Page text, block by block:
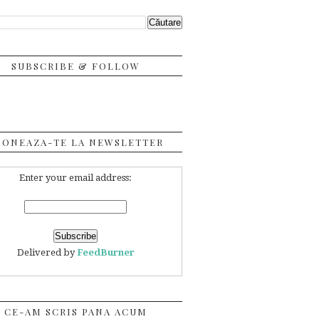
SUBSCRIBE & FOLLOW
TE LA NEWSLETTER
Enter your email address:
Delivered byFeedBurner
CE-AM SCRIS PANA ACUM